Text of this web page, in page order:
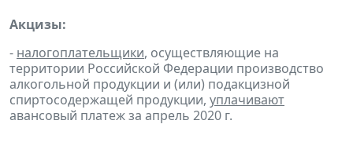
Акцизы:
- налогоплательщики, осуществляющие на
территории Российской Федерации производство
алкогольной продукции и (или) подакцизной
спиртосодержащей продукции, уплачивают
авансовый платеж за апрель 2020 г.